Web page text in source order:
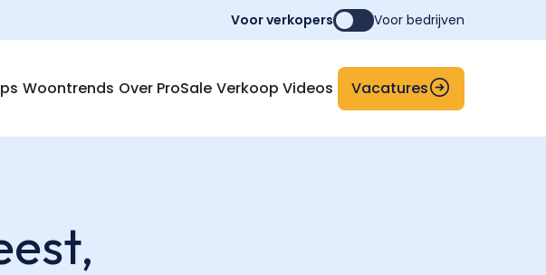
Voor verkopers Voor bedrijven
Woontrends Over ProSale Verkoop Videos Vacatures